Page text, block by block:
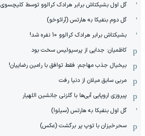
گل اول بشیکتاش برابر هرادک کرالوو توسط کلیچسوی
گل دوم بنفیکا به هارتس (آرائوخو)
بشیکتاش برابر هرادک کرالوو 10 نفره شد!
کاظمیان: جدایی از پرسپولیس سخت بود
بیخیال جذب مهاجم: فقط توافق با رامین رضاییان!
مربی سابق میلان از دنیا رفت
پیروزی اروپایی آبی‌ها با گلزنی جانشین اللهیار
گل اول بنفیکا به هارتس (سیلوا)
سحرخیزان با توپ پر برگشت (عکس)